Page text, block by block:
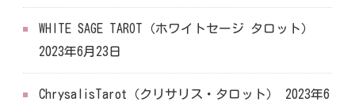
WHITE SAGE TAROT（ホワイトセージ タロット）
2023年6月23日
ChrysalisTarot（クリサリス・タロット）
2023年6